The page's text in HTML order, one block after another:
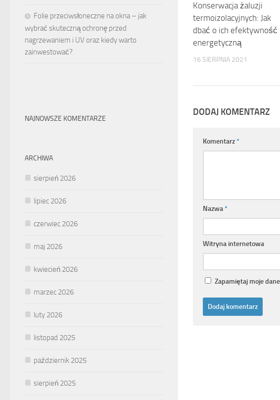
Konserwacja żaluzji
termoizolacyjnych: Jak
dbać o ich efektywność
energetyczną
16 SIERPNIA 2021
DODAJ KOMENTARZ
Komentarz*
Nazwa*
Witryna internetowa
Zapamiętaj moje
Folie przeciwsłoneczne na okna – jak
wybrać skuteczną ochronę przed
nagrzewaniem i UV oraz kiedy warto
zainwestować?
NAJNOWSZE KOMENTARZE
ARCHIWA
sierpień 2026
lipiec 2026
czerwiec 2026
maj 2026
kwiecień 2026
marzec 2026
luty 2026
listopad 2025
październik 2025
sierpień 2025